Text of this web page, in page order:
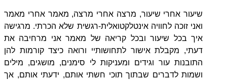
שיעור אחרי שיעור, מרצה אחרי מרצה, מאמר אחרי מאמר
ואני זוכה לחוויה אינטלקטואלית-רגשית שלא הכרתי. מרגישה
איך בכל שיעור ובכל קריאה של מאמר אני מרחיבה את
דעתי, מקבלת אישור לתחושותיי ורואה כיצד קורמות להן
התובנות עור וגידים ומעניקות לי סימנים, מושגים, מילים
ושמות לדברים שבתוך תוכי חשתי אותם, ידעתי אותם, אך